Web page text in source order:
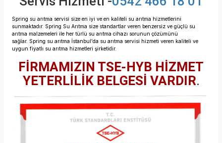
Spring su arıtma servisi size en iyi ve en kaliteli su arıtma hizmetlerini
sunmaktadır. Spring Su Arıtma size standartlar veren benzersiz ve güçlü su
arıtma malzemeleri ile her türlü su arıtma cihazı sorunun çözümünü
sağlar. Spring su arıtma İstanbul'da su arıtma servisi hizmeti veren kaliteli ve
uygun fiyatlı su arıtma hizmetleri şirketidir.
FİRMAMIZIN TSE-HYB HİZMET
YETERLİLİK BELGESİ VARDIR.